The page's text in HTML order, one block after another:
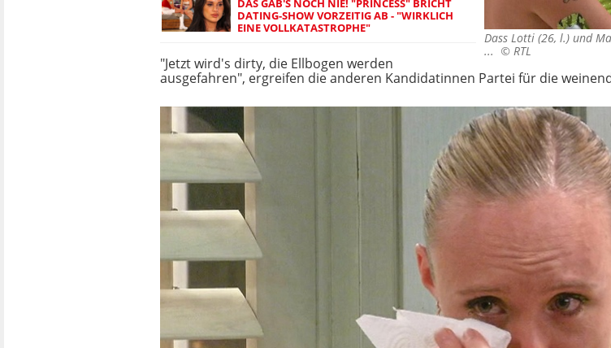
Dass Lotti (26, l.) und
... © RTL
DAS GAB'S NOCH NIE! "PRINCESS" BRICHT
DATING-SHOW VORZEITIG AB - "WIRKLICH
EINE VOLLKATASTROPHE"
"Jetzt wird's dirty, die Ellbogen werden
ausgefahren", ergreifen die anderen Kandidatinnen Partei für die